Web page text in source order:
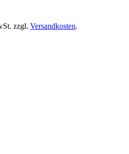
zzgl. Versandkosten.